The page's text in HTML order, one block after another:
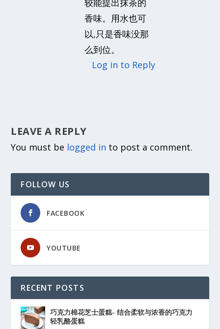
较能提出抹茶的
香味。用水也可
以,只是香味没那
么到位。
Log in to Reply
LEAVE A REPLY
You must be logged in to post a comment.
FOLLOW US
FACEBOOK
YOUTUBE
RECENT POSTS
巧克力棉花芝士蛋糕- 结合柔软与浓香的巧克力
轻乳酪蛋糕